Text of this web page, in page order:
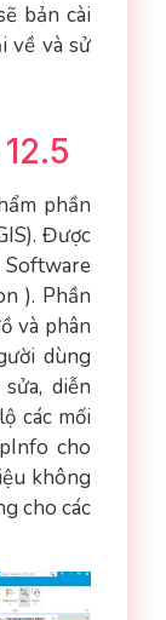
bản cài
về và sử
phần
Được
). Phần
và phân
dùng
diễn
các mối
cho
không
cho các